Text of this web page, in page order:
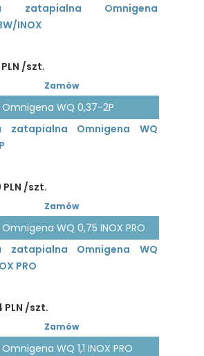
zatapialna Omnigena
INOX
/szt.
Zamów
WQ 0,37-2P
zatapialna Omnigena WQ
PLN /szt.
Zamów
WQ 0,75 INOX PRO
zatapialna Omnigena WQ
PRO
PLN /szt.
Zamów
WQ 1,1 INOX PRO